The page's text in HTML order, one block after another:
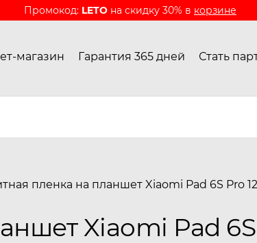
Промокод: LETO на скидку 30% в корзине
магазин Гарантия 365 дней Стать
пленка на планшет Xiaomi Pad 6S Pro
Xiaomi Pad 6S